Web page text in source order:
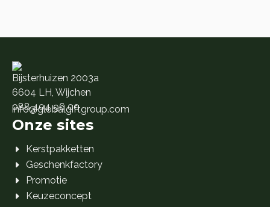
Bijsterhuizen 2003a
6604 LH, Wijchen
088 404 96 00
info@globalgiftgroup.com
Onze sites
Kerstpakketten
Geschenkfactory
Promotie
Keuzeconcept